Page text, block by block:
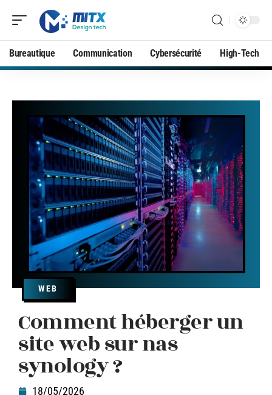
Bureautique Communication Cybersécurité High-Tech
WEB
Comment héberger un
site web sur nas
synology ?
18/05/2026